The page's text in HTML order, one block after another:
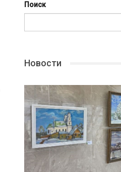
Поиск
Новости